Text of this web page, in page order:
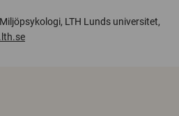
LTH Lunds universitet,